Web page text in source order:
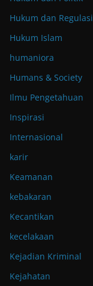
Hukum dan Regulasi
Hukum Islam
humaniora
Humans & Society
Ilmu Pengetahuan
Inspirasi
Internasional
karir
Keamanan
kebakaran
Kecantikan
kecelakaan
Kejadian Kriminal
Kejahatan